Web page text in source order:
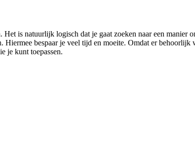
is natuurlijk logisch dat je gaat zoeken naar een manier
bespaar je veel tijd en moeite. Omdat er
je kunt toepassen.